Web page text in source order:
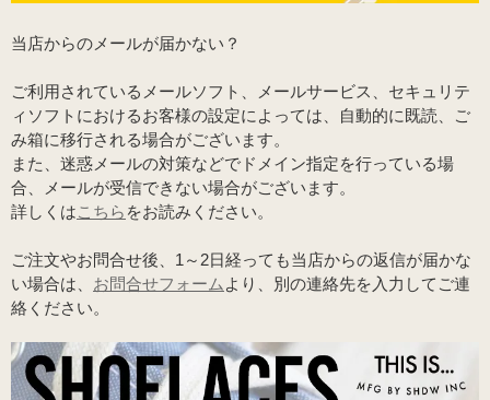
当店からのメールが届かない？
ご利用されているメールソフト、メールサービス、セキュリテ
ィソフトにおけるお客様の設定によっては、自動的に既読、ご
み箱に移行される場合がございます。
また、迷惑メールの対策などでドメイン指定を行っている場
合、メールが受信できない場合がございます。
詳しくはこちら をお読みください。
ご注文やお問合せ後、1～2日経っても当店からの返信が届かな
い場合は、 お問合せフォームより、別の連絡先を入力してご連
絡ください。